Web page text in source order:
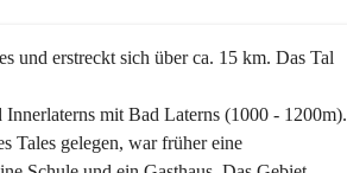
und erstreckt sich über ca. 15 km. Das Tal
mit Bad Laterns (1000 - 1200m).
Tales gelegen, war früher eine